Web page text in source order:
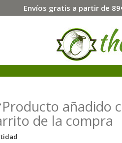
Envíos gratis a partir de
Producto añadido
de la compra